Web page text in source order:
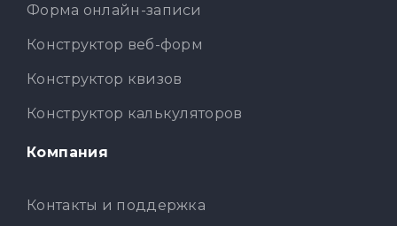
Форма онлайн-записи
Конструктор веб-форм
Конструктор квизов
Конструктор калькуляторов
Компания
Контакты и поддержка